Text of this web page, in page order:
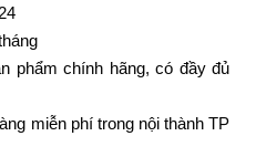
phẩm chính hãng, có đầy đủ
miễn phí trong nội thành TP